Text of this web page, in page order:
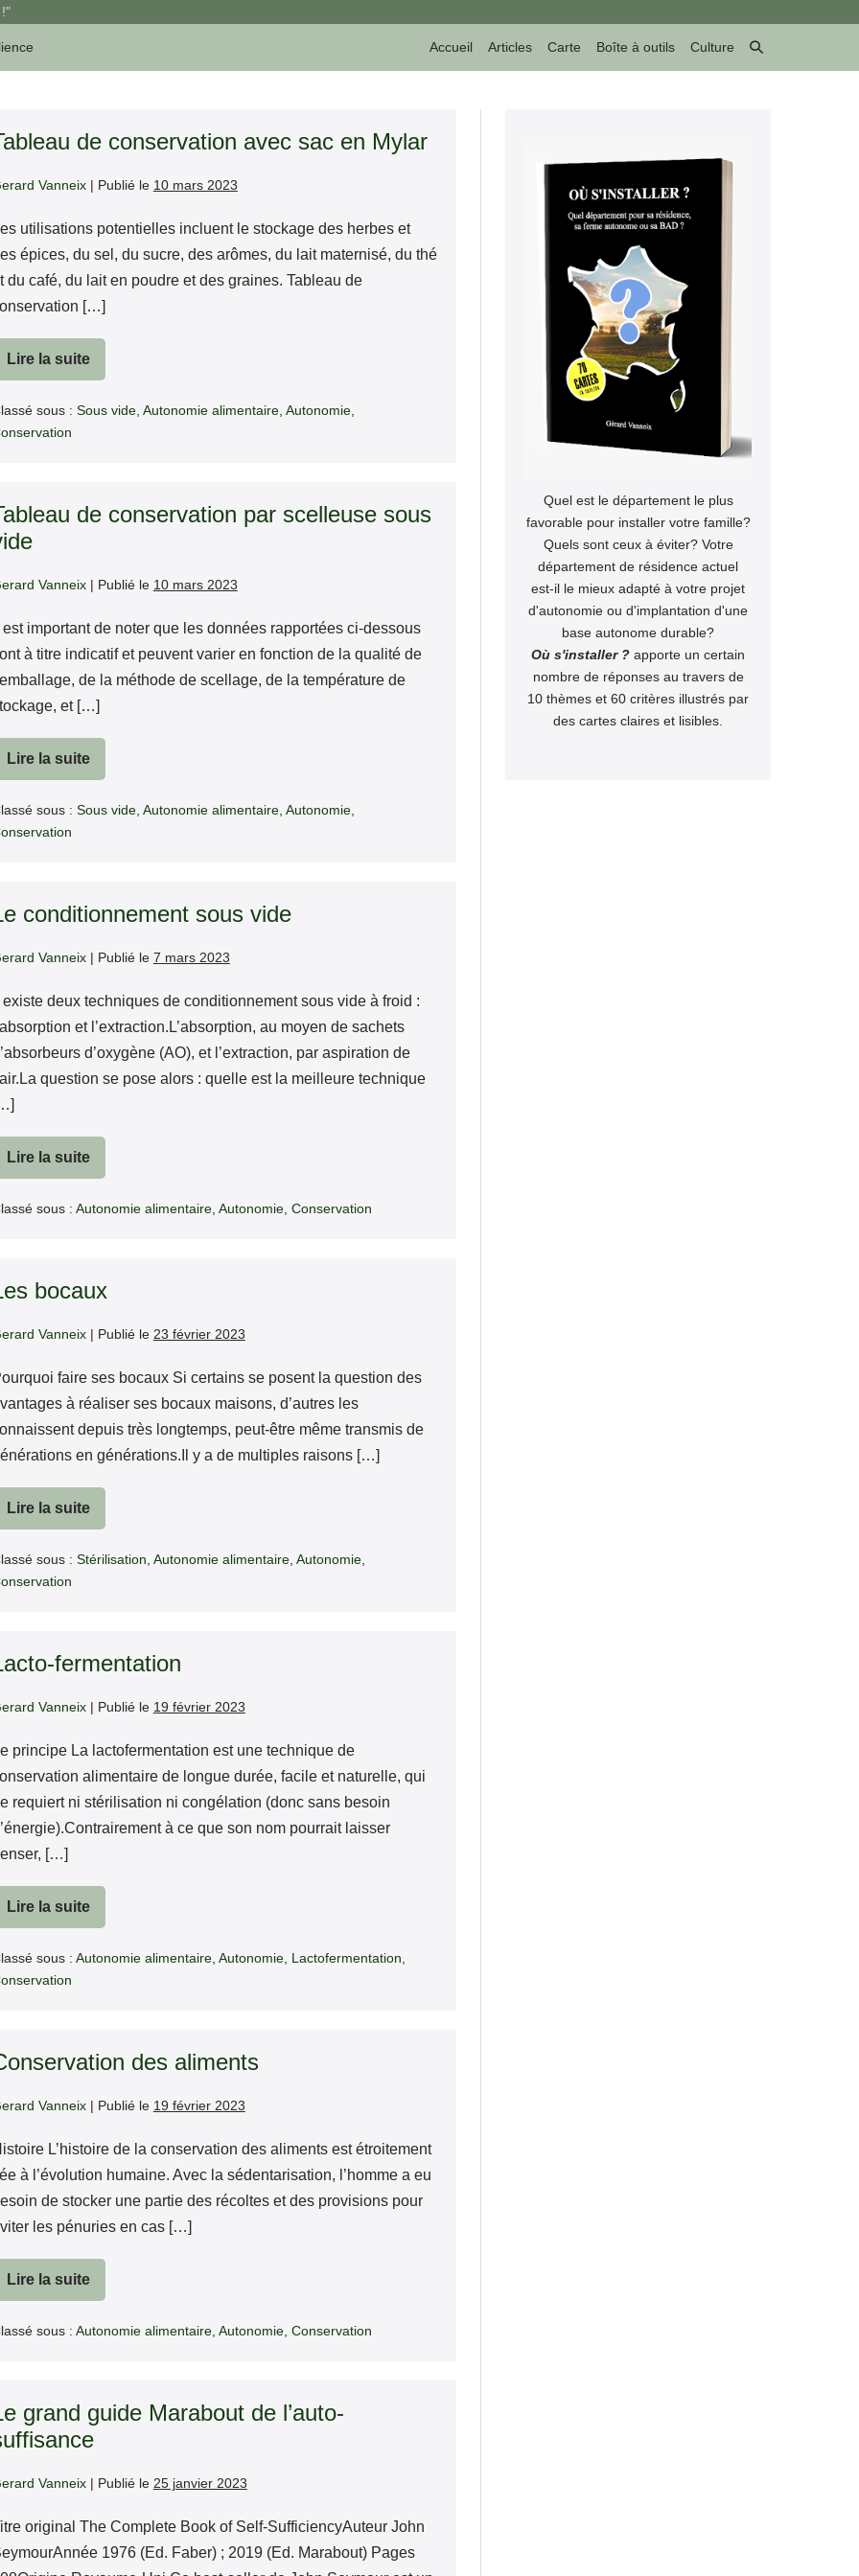
Accueil Articles Carte Boîte à outils Culture
Basculer
la
de conservation avec sac en Mylar
Vanneix| Publié le 10 mars 2023
utilisations potentielles incluent le stockage des herbes et
épices, du sel, du sucre, des arômes, du lait maternisé, du thé
du café, du lait en poudre et des graines. Tableau de
[…]
Lire la suite
Tableau
de
avec
sac
en
sous : Sous vide, Autonomie alimentaire, Autonomie,
de conservation par scelleuse sous
Vanneix| Publié le 10 mars 2023
Il est important de noter que les données rapportées ci-dessous
à titre indicatif et peuvent varier en fonction de la qualité de
de la méthode de scellage, de la température de
et […]
Lire la suite
Tableau
de
par
scelleuse
sous
sous : Sous vide, Autonomie alimentaire, Autonomie,
conditionnement sous vide
Vanneix| Publié le 7 mars 2023
Il existe deux techniques de conditionnement sous vide à froid :
et l’extraction.L’absorption, au moyen de sachets
d’oxygène (AO), et l’extraction, par aspiration de
question se pose alors : quelle est la meilleure technique
Lire la suite
Le
conditionnement
vide
sous : Autonomie alimentaire, Autonomie, Conservation
bocaux
Vanneix| Publié le 23 février 2023
faire ses bocaux Si certains se posent la question des
à réaliser ses bocaux maisons, d’autres les
depuis très longtemps, peut-être même transmis de
en générations.Il y a de multiples raisons […]
Lire la suite
Les
bocaux
sous : Stérilisation Autonomie alimentaire, Autonomie,
fermentation
Vanneix| Publié le 19 février 2023
principe La lactofermentation est une technique de
alimentaire de longue durée, facile et naturelle, qui
requiert ni stérilisation ni congélation (donc sans besoin
à ce que son nom pourrait laisser
[…]
Lire la suite
Lacto-
fermentation
sous : Autonomie alimentaire, Autonomie, Lactofermentation
des aliments
Vanneix| Publié le 19 février 2023
L’histoire de la conservation des aliments est étroitement
à l’évolution humaine. Avec la sédentarisation, l’homme a eu
de stocker une partie des récoltes et des provisions pour
les pénuries en cas […]
Lire la suite
Conservation
des
sous : Autonomie alimentaire, Autonomie, Conservation
grand guide Marabout de l’auto-
Vanneix| Publié le 25 janvier 2023
original The Complete Book of Self-SufficiencyAuteur John
1976 (Ed. Faber) ; 2019 (Ed. Marabout) Pages
Quel est le département le plus
favorable pour installer votre famille?
Quels sont ceux à éviter? Votre
département de résidence actuel
est-il le mieux adapté à votre projet
d'autonomie ou d'implantation d'une
base autonome durable?
Où s'installer ? apporte un certain
nombre de réponses au travers de
10 thèmes et 60 critères illustrés par
des cartes claires et lisibles.